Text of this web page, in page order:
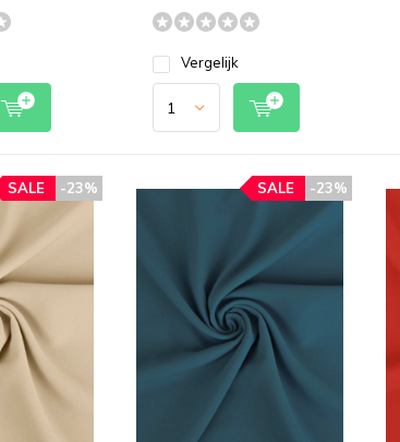
Vergelijk
-23%
SALE -23%
SALE